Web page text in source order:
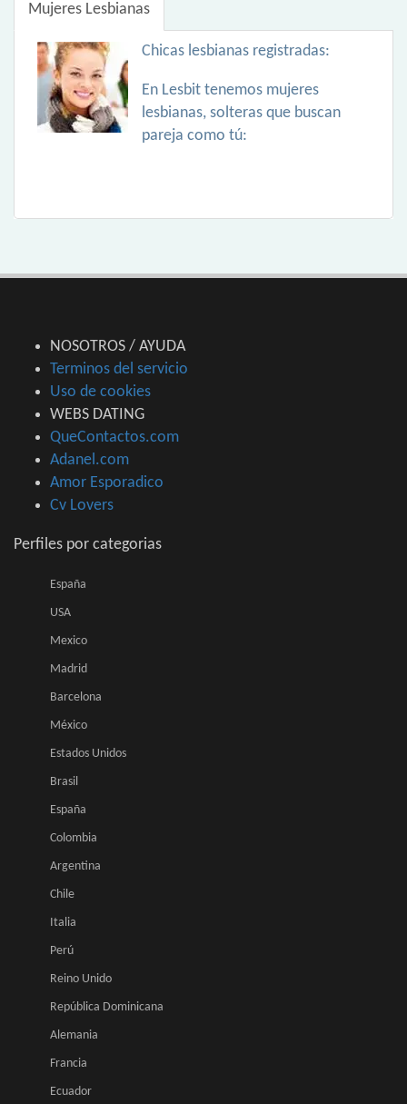
Mujeres Lesbianas
Chicas lesbianas registradas:
En Lesbit tenemos mujeres
lesbianas, solteras que buscan
pareja como tú:
NOSOTROS / AYUDA
Terminos del servicio
Uso de cookies
WEBS DATING
QueContactos.com
Adanel.com
Amor Esporadico
Cv Lovers
Perfiles por categorias
España
USA
Mexico
Madrid
Barcelona
México
Estados Unidos
Brasil
España
Colombia
Argentina
Chile
Italia
Perú
Reino Unido
República Dominicana
Alemania
Francia
Ecuador